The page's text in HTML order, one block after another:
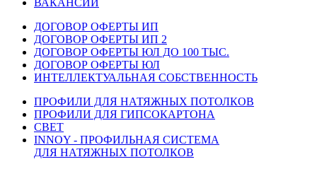
ДОГОВОР ОФЕРТЫ ИП
ДОГОВОР ОФЕРТЫ ИП 2
ДОГОВОР ОФЕРТЫ ЮЛ ДО 100 ТЫС.
ДОГОВОР ОФЕРТЫ ЮЛ
ИНТЕЛЛЕКТУАЛЬНАЯ СОБСТВЕННОСТЬ
ПРОФИЛИ ДЛЯ НАТЯЖНЫХ ПОТОЛКОВ
ПРОФИЛИ ДЛЯ ГИПСОКАРТОНА
СВЕТ
INNOY - ПРОФИЛЬНАЯ СИСТЕМА
ДЛЯ НАТЯЖНЫХ ПОТОЛКОВ